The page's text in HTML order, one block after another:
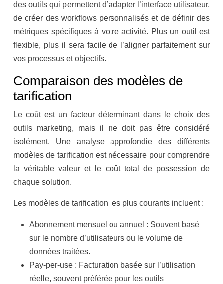
des outils qui permettent d’adapter l’interface utilisateur,
de créer des workflows personnalisés et de définir des
métriques spécifiques à votre activité. Plus un outil est
flexible, plus il sera facile de l’aligner parfaitement sur
vos processus et objectifs.
Comparaison des modèles de
tarification
Le coût est un facteur déterminant dans le choix des
outils marketing, mais il ne doit pas être considéré
isolément. Une analyse approfondie des différents
modèles de tarification est nécessaire pour comprendre
la véritable valeur et le coût total de possession de
chaque solution.
Les modèles de tarification les plus courants incluent :
Abonnement mensuel ou annuel : Souvent basé
sur le nombre d’utilisateurs ou le volume de
données traitées.
Pay-per-use : Facturation basée sur l’utilisation
réelle, souvent préférée pour les outils